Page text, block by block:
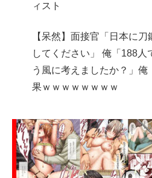
ィスト
【呆然】面接官「日本に
してください」 俺「188人
う風に考えましたか？」
果ｗｗｗｗｗｗｗｗ